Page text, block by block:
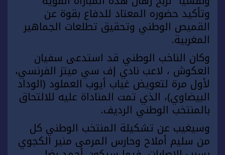
وتأكيد حضوره المعتاد للدفاع بقوة عن
القميص الوطني وتحقيق تطلعات الجماهير
المغربية.
وكان الناخب الوطني قد استدعى سفيان
العكوش ، لاعب نادي إف سي ميتز الفرنسي،
لأول مرة لتعويض غياب أيوب العملود (الوداد
البيضاوي)، الذي تمت المناداة عليه للالتحاق
بالمنتخب الوطني الرديف.
وسيغيب عن تشكيلة المنتخب الوطني كل
من سليم أملاح وحارس المرمى منير الكجوي